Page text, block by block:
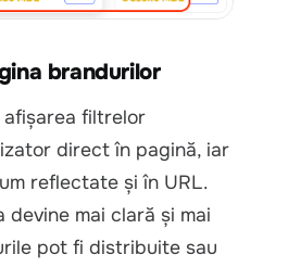
brandurilor
filtrelor
direct în pagină, iar
reflectate și în URL.
devine mai clară și mai
pot fi distribuite sau